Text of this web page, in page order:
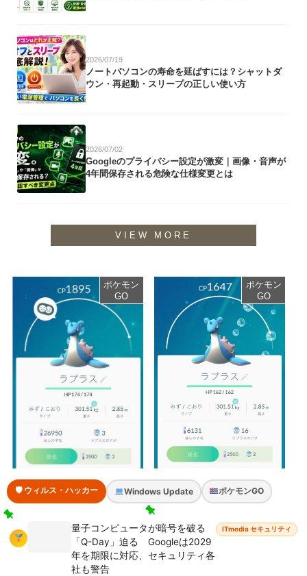
2026/07/19
ノートパソコンの寿命を延ばすには？シャットダ
ウン・再起動・スリープの正しい使い方
2026/07/02
Googleのプライバシー設定が激変｜画像・音声が
4年間保存される危険な仕様変更とは
VIEW MORE
ポケモン
GO
初のアメを貰った
2016/9/17 ポケモンGO
ポケモン
GO
産まれた
2016/8/28
🛡 ウィルス・ハッカー Windows Update ポケモンGO
量子コンピュータが暗号を破る
「Q-Day」迫る Googleは2029
年を期限に対応、セキュリティ各
社も警告
ITmedia セキュリティ